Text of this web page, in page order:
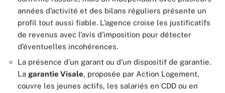
années d’activité et des bilans réguliers présente un
profil tout aussi fiable. L’agence croise les justificatifs
de revenus avec l’avis d’imposition pour détecter
d’éventuelles incohérences.
La présence d’un garant ou d’un dispositif de garantie.
La garantie Visale, proposée par Action Logement,
couvre les jeunes actifs, les salariés en CDD ou en